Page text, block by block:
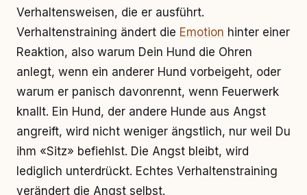
Verhaltensweisen, die er ausführt.
Verhaltenstraining ändert die Emotion hinter einer
Reaktion, also warum Dein Hund die Ohren
anlegt, wenn ein anderer Hund vorbeigeht, oder
warum er panisch davonrennt, wenn Feuerwerk
knallt. Ein Hund, der andere Hunde aus Angst
angreift, wird nicht weniger ängstlich, nur weil Du
ihm «Sitz» befiehlst. Die Angst bleibt, wird
lediglich unterdrückt. Echtes Verhaltenstraining
verändert die Angst selbst.